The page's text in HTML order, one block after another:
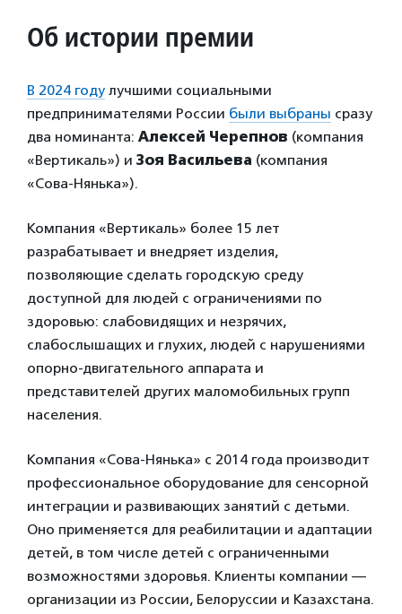
Об истории премии
В 2024 году лучшими социальными
предпринимателями России были выбраны сразу
два номинанта: Алексей Черепнов (компания
«Вертикаль») и Зоя Васильева (компания
«Сова-Нянька»).
Компания «Вертикаль» более 15 лет
разрабатывает и внедряет изделия,
позволяющие сделать городскую среду
доступной для людей с ограничениями по
здоровью: слабовидящих и незрячих,
слабослышащих и глухих, людей с нарушениями
опорно-двигательного аппарата и
представителей других маломобильных групп
населения.
Компания «Сова-Нянька» с 2014 года производит
профессиональное оборудование для сенсорной
интеграции и развивающих занятий с детьми.
Оно применяется для реабилитации и адаптации
детей, в том числе детей с ограниченными
возможностями здоровья. Клиенты компании —
организации из России, Белоруссии и Казахстана.